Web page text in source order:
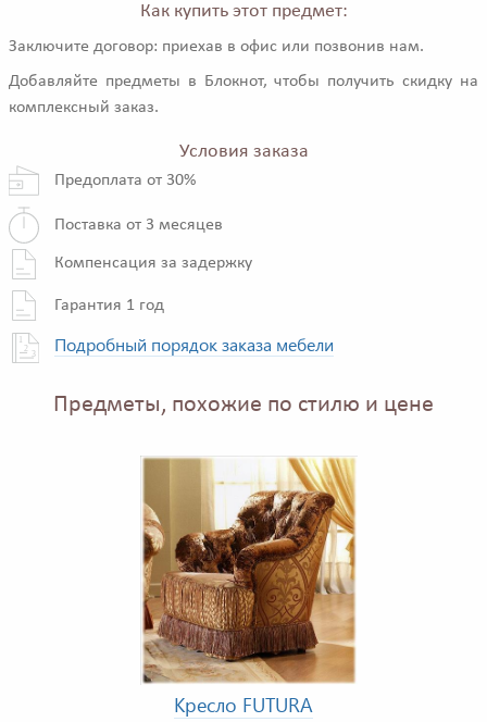
Как купить этот предмет:
Заключите договор: приехав в офис или позвонив нам.
Добавляйте предметы в Блокнот, чтобы получить скидку на
комплексный заказ.
Условия заказа
Предоплата от 30%
Поставка от 3 месяцев
Компенсация за задержку
Гарантия 1 год
Подробный порядок заказа мебели
Предметы, похожие по стилю и цене
Кресло FUTURA